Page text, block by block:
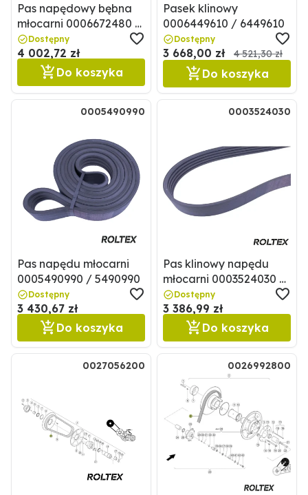
Pas napędowy bębna
młocarni 0006672480 /
6672480
Dostępny
4 002,72 zł
Do koszyka
Pasek klinowy
0006449610 / 6449610
Dostępny
3 668,00 zł 4 521,30 zł
Do koszyka
0005490990
Pas napędu młocarni
0005490990 / 5490990
Dostępny
3 430,67 zł
Do koszyka
0003524030
Pas klinowy napędu
młocarni 0003524030 /
3524030
Dostępny
3 386,99 zł
Do koszyka
0027056200 0026992800